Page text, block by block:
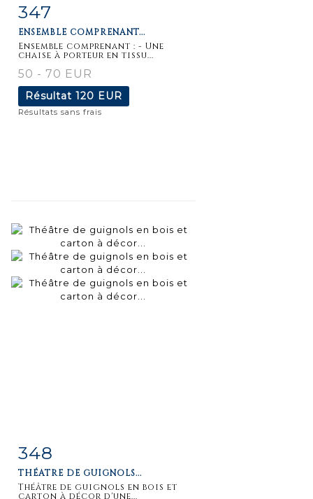
Fiche
détaillée
347
ENSEMBLE COMPRENANT...
Ensemble comprenant : - Une
chaise à porteur en tissu...
50 - 70 EUR
Résultat 120 EUR
Résultats sans frais
Fiche
détaillée
348
THÉÂTRE DE GUIGNOLS...
Théâtre de guignols en bois et
carton à décor d'une...